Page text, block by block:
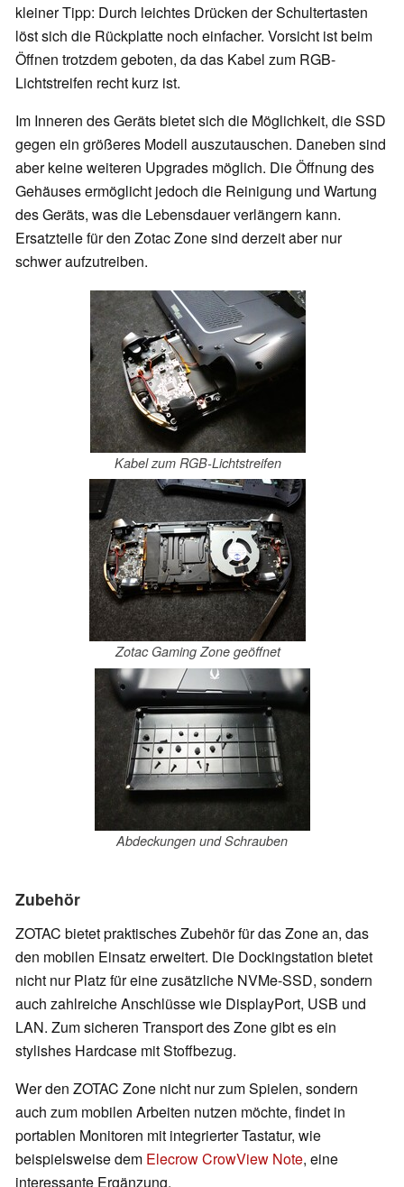
kleiner Tipp: Durch leichtes Drücken der Schultertasten
löst sich die Rückplatte noch einfacher. Vorsicht ist beim
Öffnen trotzdem geboten, da das Kabel zum RGB-
Lichtstreifen recht kurz ist.
Im Inneren des Geräts bietet sich die Möglichkeit, die SSD
gegen ein größeres Modell auszutauschen. Daneben sind
aber keine weiteren Upgrades möglich. Die Öffnung des
Gehäuses ermöglicht jedoch die Reinigung und Wartung
des Geräts, was die Lebensdauer verlängern kann.
Ersatzteile für den Zotac Zone sind derzeit aber nur
schwer aufzutreiben.
Kabel zum RGB-Lichtstreifen
Zotac Gaming Zone geöffnet
Abdeckungen und Schrauben
Zubehör
ZOTAC bietet praktisches Zubehör für das Zone an, das
den mobilen Einsatz erweitert. Die Dockingstation bietet
nicht nur Platz für eine zusätzliche NVMe-SSD, sondern
auch zahlreiche Anschlüsse wie DisplayPort, USB und
LAN. Zum sicheren Transport des Zone gibt es ein
stylishes Hardcase mit Stoffbezug.
Wer den ZOTAC Zone nicht nur zum Spielen, sondern
auch zum mobilen Arbeiten nutzen möchte, findet in
portablen Monitoren mit integrierter Tastatur, wie
beispielsweise dem Elecrow CrowView Note, eine
interessante Ergänzung.